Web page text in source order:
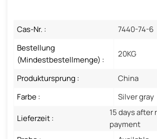
Cas-Nr. :
7440-74-6
Bestellung
(Mindestbestellmenge) :
20KG
Produktursprung :
China
Farbe :
Silver gray
Lieferzeit :
15 days after
payment